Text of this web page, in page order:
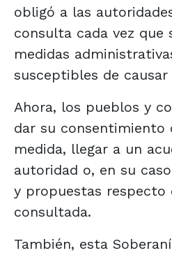
obligó a las
consulta cada vez que
medidas
susceptibles de
Ahora, los pueblos y
dar su consentimiento
medida, llegar a un
autoridad o, en su
y propuestas respecto
consultada.
También, esta